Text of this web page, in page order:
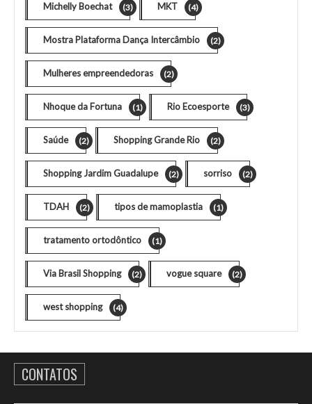
Michelly Boechat (3) MKT (4)
Mostra Plataforma Dança Intercâmbio (2)
Mulheres empreendedoras (2)
Nhoque da Fortuna (1) Rio Ecoesporte (3)
Saúde (2) Shopping Grande Rio (2)
Shopping Jardim Guadalupe (2) sorriso (2)
TDAH (2) tipos de mamoplastia (1)
tratamento ortodôntico (1)
Via Brasil Shopping (2) vogue square (2)
west shopping (4)
CONTATOS